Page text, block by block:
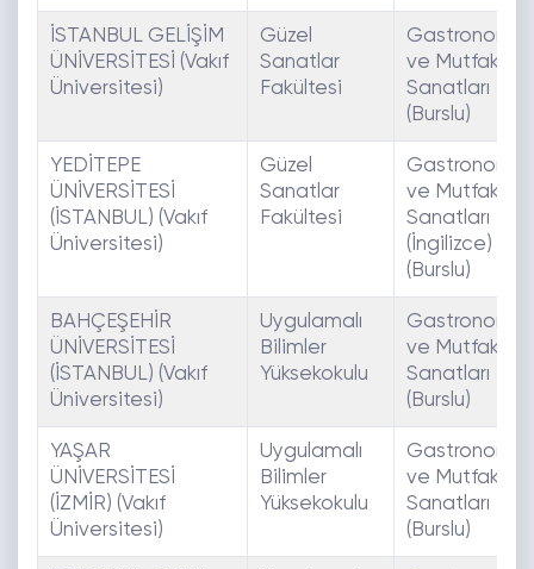
İSTANBUL GELİŞİM
ÜNİVERSİTESİ (Vakıf
Üniversitesi)
Güzel
Sanatlar
Fakültesi
Gastronomi
ve Mutfak
Sanatları
(Burslu)
YEDİTEPE
ÜNİVERSİTESİ
(İSTANBUL) (Vakıf
Üniversitesi)
Güzel
Sanatlar
Fakültesi
Gastronomi
ve Mutfak
Sanatları
(İngilizce)
(Burslu)
BAHÇEŞEHİR
ÜNİVERSİTESİ
(İSTANBUL) (Vakıf
Üniversitesi)
Uygulamalı
Bilimler
Yüksekokulu
Gastronomi
ve Mutfak
Sanatları
(Burslu)
YAŞAR
ÜNİVERSİTESİ
(İZMİR) (Vakıf
Üniversitesi)
Uygulamalı
Bilimler
Yüksekokulu
Gastronomi
ve Mutfak
Sanatları
(Burslu)